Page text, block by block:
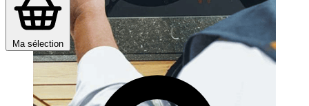
Ma sélection